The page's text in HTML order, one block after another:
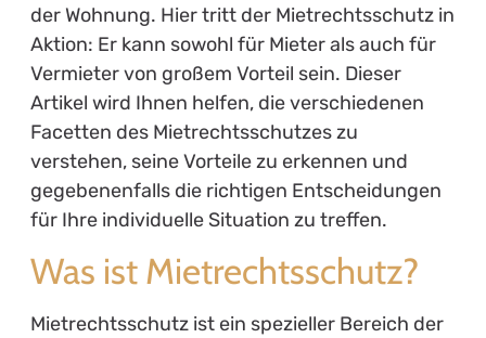
der Wohnung. Hier tritt der Mietrechtsschutz in
Aktion: Er kann sowohl für Mieter als auch für
Vermieter von großem Vorteil sein. Dieser
Artikel wird Ihnen helfen, die verschiedenen
Facetten des Mietrechtsschutzes zu
verstehen, seine Vorteile zu erkennen und
gegebenenfalls die richtigen Entscheidungen
für Ihre individuelle Situation zu treffen.
Was ist Mietrechtsschutz?
Mietrechtsschutz ist ein spezieller Bereich der